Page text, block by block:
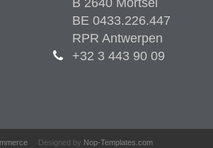
B 2640 Mortsel
BE 0433.226.447
RPR Antwerpen
+32 3 443 90 09
Designed by Nop-Templates.com